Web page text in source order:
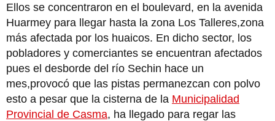
Ellos se concentraron en el boulevard, en la avenida
Huarmey para llegar hasta la zona Los Talleres,zona
más afectada por los huaicos. En dicho sector, los
pobladores y comerciantes se encuentran afectados
pues el desborde del río Sechin hace un
mes,provocó que las pistas permanezcan con polvo
esto a pesar que la cisterna de la Municipalidad
Provincial de Casma, ha llegado para regar las